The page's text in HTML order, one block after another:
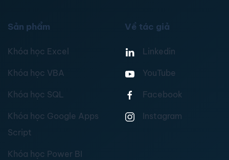
Sản phẩm
Khóa học Excel
Khóa học VBA
Khóa học SQL
Khóa học Google Apps
Script
Khóa học Power BI
Về tác giả
Linkedin
YouTube
Facebook
Instagram